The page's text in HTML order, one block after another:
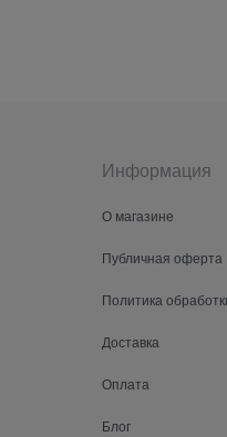
Информация
О магазине
Публичная оферта
Политика
Доставка
Оплата
Блог